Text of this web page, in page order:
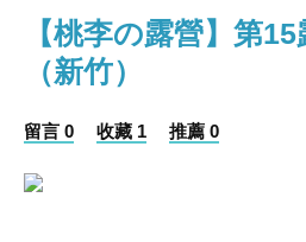
【桃李の露營】第
（新竹）
留言 0 收藏 1 推薦 0